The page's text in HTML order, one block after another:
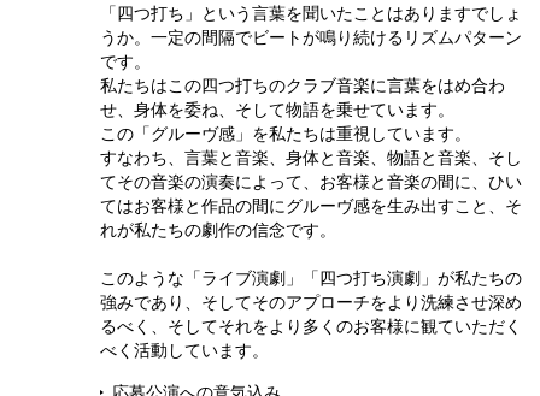
「四つ打ち」という言葉を聞いたことはありますでしょ
うか。一定の間隔でビートが鳴り続けるリズムパターン
です。
私たちはこの四つ打ちのクラブ音楽に言葉をはめ合わ
せ、身体を委ね、そして物語を乗せています。
この「グルーヴ感」を私たちは重視しています。
すなわち、言葉と音楽、身体と音楽、物語と音楽、そし
てその音楽の演奏によって、お客様と音楽の間に、ひい
てはお客様と作品の間にグルーヴ感を生み出すこと、そ
れが私たちの劇作の信念です。
このような「ライブ演劇」「四つ打ち演劇」が私たちの
強みであり、そしてそのアプローチをより洗練させ深め
るべく、そしてそれをより多くのお客様に観ていただく
べく活動しています。
応募公演への意気込み